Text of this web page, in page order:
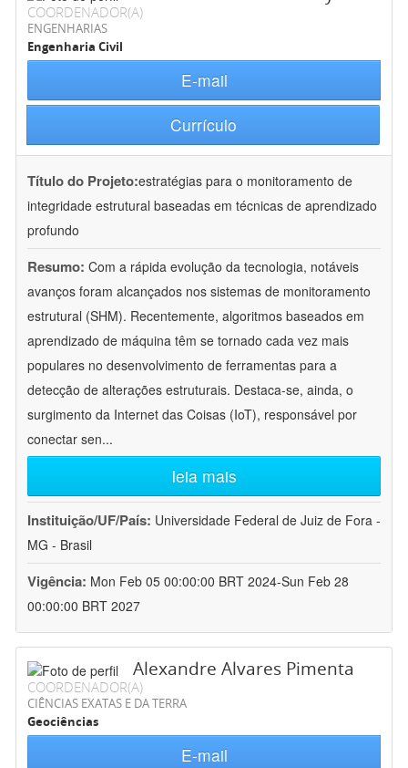
COORDENADOR(A)
ENGENHARIAS
Engenharia Civil
E-mail
Currículo
Título do Projeto:estratégias para o monitoramento de
integridade estrutural baseadas em técnicas de aprendizado
profundo
Resumo: Com a rápida evolução da tecnologia, notáveis
avanços foram alcançados nos sistemas de monitoramento
estrutural (SHM). Recentemente, algoritmos baseados em
aprendizado de máquina têm se tornado cada vez mais
populares no desenvolvimento de ferramentas para a
detecção de alterações estruturais. Destaca-se, ainda, o
surgimento da Internet das Coisas (IoT), responsável por
conectar sen...
leia mais
Instituição/UF/País: Universidade Federal de Juiz de Fora -
MG - Brasil
Vigência: Mon Feb 05 00:00:00 BRT 2024-Sun Feb 28
00:00:00 BRT 2027
Alexandre Alvares Pimenta
COORDENADOR(A)
CIÊNCIAS EXATAS E DA TERRA
Geociências
E-mail